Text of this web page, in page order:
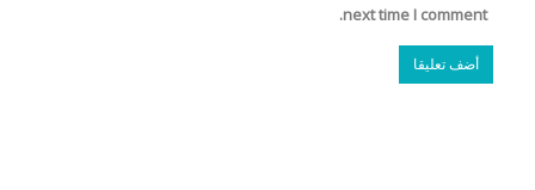
next time I comment.